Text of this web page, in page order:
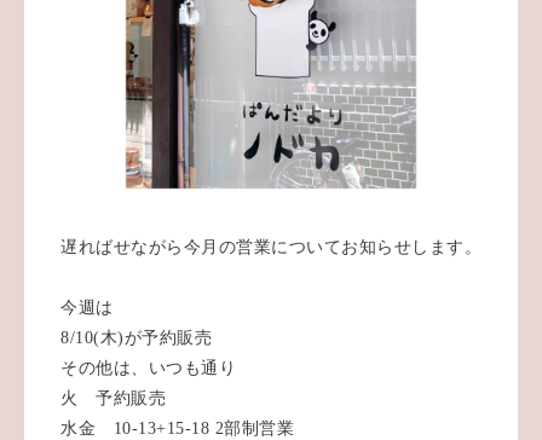
遅ればせながら今月の営業についてお知らせします。
今週は
8/10(木)が予約販売
その他は、いつも通り
火 予約販売
水金 10-13+15-18 2部制営業